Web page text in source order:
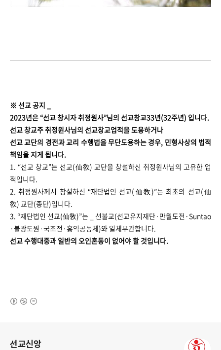
※ 선교 공지 _
2023년은 “선교 창시자 취정원사”님의 선교창교33년(32주년) 입니다.
선교 창교주 취정원사님의 선교창교업적을 도용하거나
선교 교단의 경전과 교리 수행법을 무단도용하는 경우, 민형사상의 법적
책임을 지게 됩니다.
1. “선교 창교”는 선교(仙敎) 교단을 창설하신 취정원사님의 고유한 업
적입니다.
2. 취정원사께서 창설하신 “재단법인 선교(仙敎)”는 최초의 선교(仙
敎) 교단(종단)입니다.
3. “재단법인 선교(仙敎)”는 _ 선불교(선교유지재단·만월도전·Suntao
·불광도원·국조전·홍익공동체)와 일체무관합니다.
선교 수행대중과 일반의 오인혼동이 없어야 할 것입니다.
선교신앙